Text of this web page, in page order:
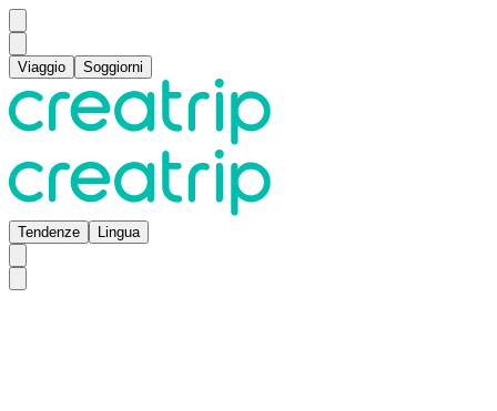
Viaggio Soggiorni
Tendenze Lingua